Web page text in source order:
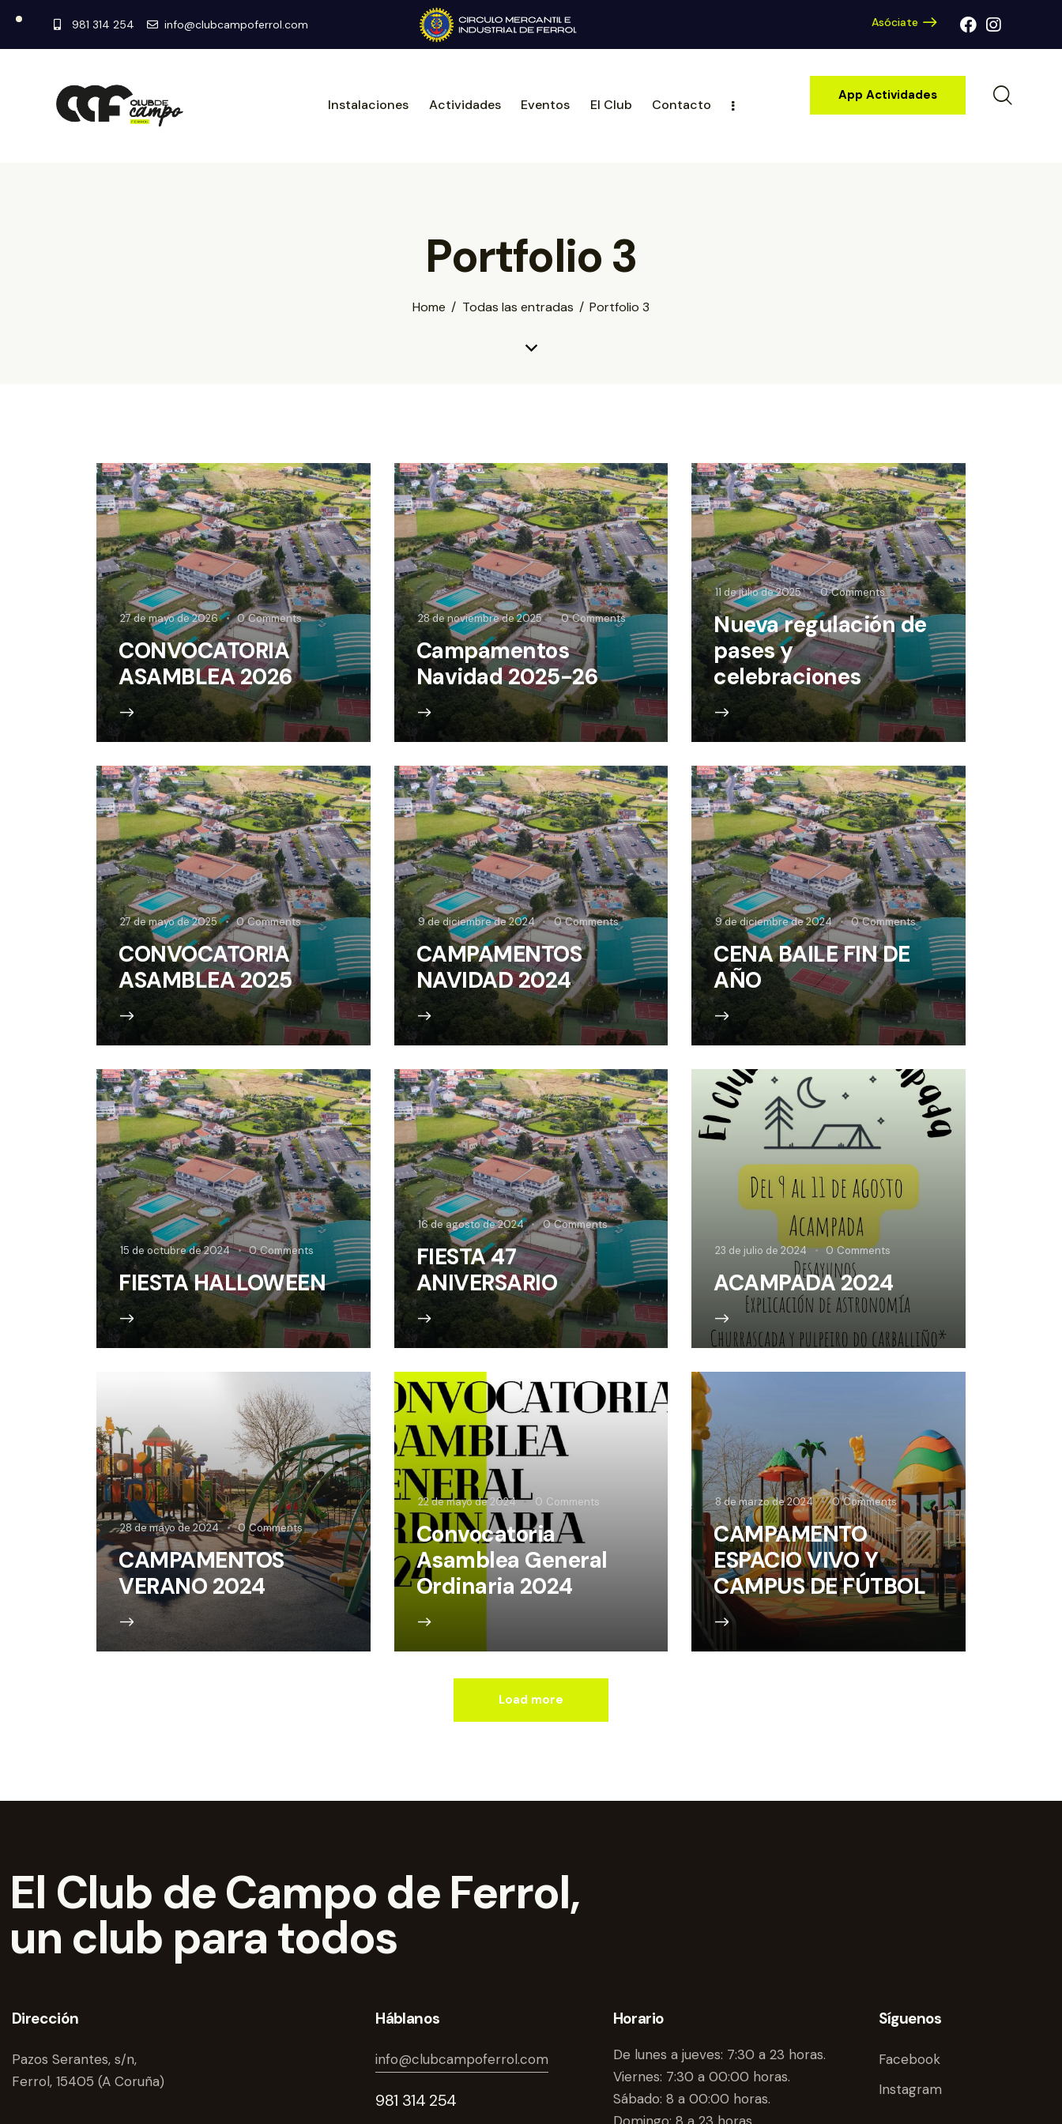
981 314 254 info@clubcampoferrol.com Asóciate
Instalaciones Actividades Eventos El Club Contacto
App Actividades
Portfolio 3
Home Todas las entradas Portfolio 3
27 de mayo de 2026 0 Comments
CONVOCATORIA
ASAMBLEA 2026
28 de noviembre de 2025 0 Comments
Campamentos
Navidad 2025-26
11 de julio de 2025 0 Comments
Nueva regulación de
pases y
celebraciones
27 de mayo de 2025 0 Comments
CONVOCATORIA
ASAMBLEA 2025
9 de diciembre de 2024 0 Comments
CAMPAMENTOS
NAVIDAD 2024
9 de diciembre de 2024 0 Comments
CENA BAILE FIN DE
AÑO
15 de octubre de 2024 0 Comments
FIESTA HALLOWEEN
16 de agosto de 2024 0 Comments
FIESTA 47
ANIVERSARIO
23 de julio de 2024 0 Comments
ACAMPADA 2024
28 de mayo de 2024 0 Comments
CAMPAMENTOS
VERANO 2024
22 de mayo de 2024 0 Comments
Convocatoria
Asamblea General
Ordinaria 2024
8 de marzo de 2024 0 Comments
CAMPAMENTO
ESPACIO VIVO Y
CAMPUS DE FÚTBOL
Load more
El Club de Campo de Ferrol,
un club para todos
Dirección
Pazos Serantes, s/n,
Ferrol, 15405 (A Coruña)
Háblanos
info@clubcampoferrol.com
981 314 254
Horario
De lunes a jueves: 7:30 a 23 horas.
Viernes: 7:30 a 00:00 horas.
Sábado: 8 a 00:00 horas.
Síguenos
Facebook
Instagram